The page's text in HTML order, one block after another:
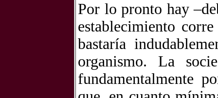
Por lo pronto hay
establecimiento
bastaría
organismo. La
fundamentalmente